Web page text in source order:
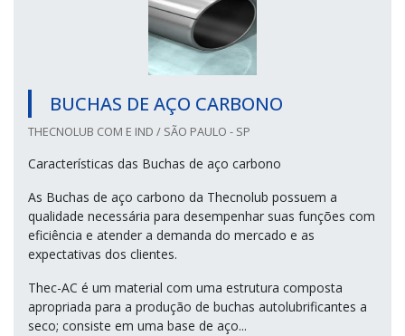
BUCHAS DE AÇO CARBONO
THECNOLUB COM E IND / SÃO PAULO - SP
Características das Buchas de aço carbono
As Buchas de aço carbono da Thecnolub possuem a
qualidade necessária para desempenhar suas funções com
eficiência e atender a demanda do mercado e as
expectativas dos clientes.
Thec-AC é um material com uma estrutura composta
apropriada para a produção de buchas autolubrificantes a
seco; consiste em uma base de aço...